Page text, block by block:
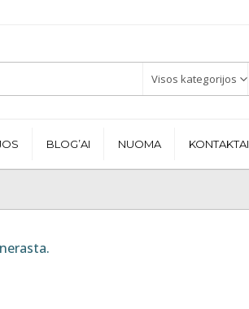
Visos kategorijos
BLOG’AI NUOMA KONTAKTAI